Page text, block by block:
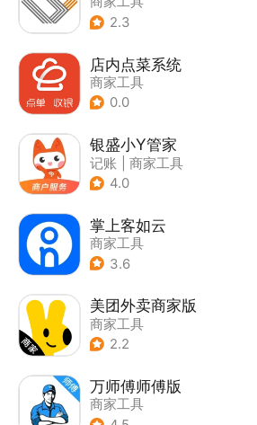
2.3
店内点菜系统
商家工具
0.0
银盛小Y管家
记账
商家工具
4.0
掌上客如云
商家工具
3.6
美团外卖商家版
商家工具
2.2
万师傅师傅版
商家工具